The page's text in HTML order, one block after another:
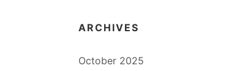
ARCHIVES
October 2025